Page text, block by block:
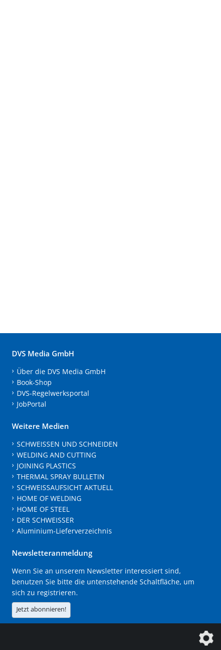
DVS Media GmbH
Über die DVS Media GmbH
Book-Shop
DVS-Regelwerksportal
JobPortal
Weitere Medien
SCHWEISSEN UND SCHNEIDEN
WELDING AND CUTTING
JOINING PLASTICS
THERMAL SPRAY BULLETIN
SCHWEISSAUFSICHT AKTUELL
HOME OF WELDING
HOME OF STEEL
DER SCHWEISSER
Aluminium-Lieferverzeichnis
Newsletteranmeldung
Wenn Sie an unserem Newsletter interessiert sind,
benutzen Sie bitte die untenstehende Schaltfläche, um
sich zu registrieren.
Jetzt abonnieren!